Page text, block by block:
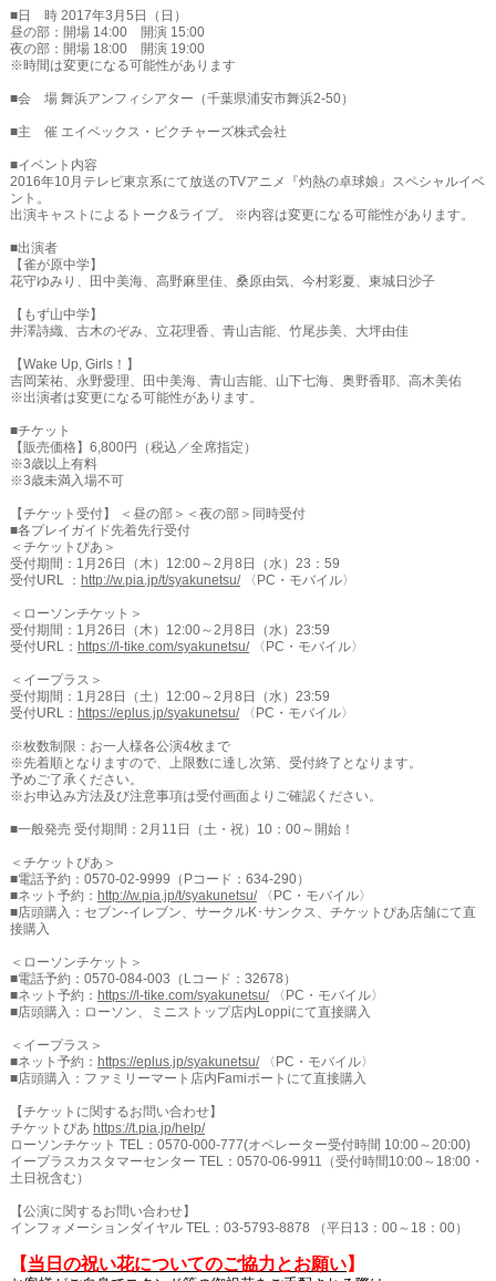
■日 時 2017年3月5日（日）
昼の部：開場 14:00 開演 15:00
夜の部：開場 18:00 開演 19:00
※時間は変更になる可能性があります
■会 場 舞浜アンフィシアター（千葉県浦安市舞浜2-50）
■主 催 エイベックス・ピクチャーズ株式会社
■イベント内容
2016年10月テレビ東京系にて放送のTVアニメ『灼熱の卓球娘』スペシャルイベ
ント。
出演キャストによるトーク&ライブ。 ※内容は変更になる可能性があります。
■出演者
【雀が原中学】
花守ゆみり、田中美海、高野麻里佳、桑原由気、今村彩夏、東城日沙子
【もず山中学】
井澤詩織、古木のぞみ、立花理香、青山吉能、竹尾歩美、大坪由佳
【Wake Up, Girls！】
吉岡茉祐、永野愛理、田中美海、青山吉能、山下七海、奥野香耶、高木美佑
※出演者は変更になる可能性があります。
■チケット
【販売価格】6,800円（税込／全席指定）
※3歳以上有料
※3歳未満入場不可
【チケット受付】 ＜昼の部＞＜夜の部＞同時受付
■各プレイガイド先着先行受付
＜チケットぴあ＞
受付期間：1月26日（木）12:00～2月8日（水）23：59
受付URL ： http://w.pia.jp/t/syakunetsu/〈PC・モバイル〉
＜ローソンチケット＞
受付期間：1月26日（木）12:00～2月8日（水）23:59
受付URL： https://l-tike.com/syakunetsu/〈PC・モバイル〉
＜イープラス＞
受付期間：1月28日（土）12:00～2月8日（水）23:59
受付URL： https://eplus.jp/syakunetsu/〈PC・モバイル〉
※枚数制限：お一人様各公演4枚まで
※先着順となりますので、上限数に達し次第、受付終了となります。
予めご了承ください。
※お申込み方法及び注意事項は受付画面よりご確認ください。
■一般発売 受付期間：2月11日（土・祝）10：00～開始！
＜チケットぴあ＞
■電話予約：0570-02-9999（Pコード：634-290）
■ネット予約： http://w.pia.jp/t/syakunetsu/〈PC・モバイル〉
■店頭購入：セブン-イレブン、サークルK･サンクス、チケットぴあ店舗にて直
接購入
＜ローソンチケット＞
■電話予約：0570-084-003（Lコード：32678）
■ネット予約： https://l-tike.com/syakunetsu/〈PC・モバイル〉
■店頭購入：ローソン、ミニストップ店内Loppiにて直接購入
＜イープラス＞
■ネット予約： https://eplus.jp/syakunetsu/〈PC・モバイル〉
■店頭購入：ファミリーマート店内Famiポートにて直接購入
【チケットに関するお問い合わせ】
チケットぴあ https://t.pia.jp/help/
ローソンチケット TEL：0570-000-777(オペレーター受付時間 10:00～20:00)
イープラスカスタマーセンター TEL：0570-06-9911（受付時間10:00～18:00・
土日祝含む）
【公演に関するお問い合わせ】
インフォメーションダイヤル TEL：03-5793-8878 （平日13：00～18：00）
【当日の祝い花についてのご協力とお願い】